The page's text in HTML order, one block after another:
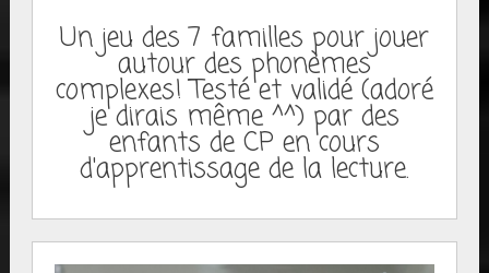
Un jeu des 7 familles pour jouer
autour des phonèmes
complexes! Testé et validé (adoré
je dirais même ^^) par des
enfants de CP en cours
d'apprentissage de la lecture.